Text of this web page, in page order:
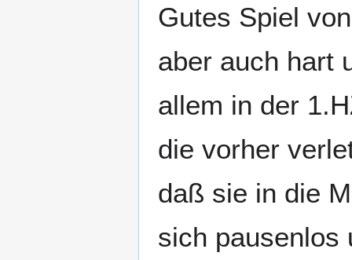
Gutes Spiel
aber auch hart
allem in der
die vorher
daß sie in die
sich pausenlos